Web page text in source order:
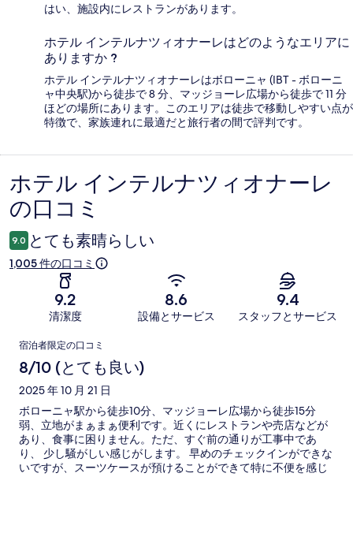
はい、施設内にレストランがあります。
ホテル インテルナツィオナーレはどのようなエリアに
ありますか ?
ホテル インテルナツィオナーレはボローニャ (IBT - ボローニ
ャ中央駅)から徒歩で 8 分、マッジョーレ広場から徒歩で 11 分
ほどの場所にあります。このエリアは徒歩で移動しやすい点が
特徴で、家族連れに最適だと旅行者の間で評判です。
口
コ
ミ
ホテル インテルナツィオナーレ
の口コミ
9.0 とても素晴らしい
1,005 件の口コミ
9.2
清潔度
8.6
設備とサービス
9.4
スタッフとサービス
口
コ
ミ
宿泊者限定の口コミ
8/10 (とても良い)
2025 年 10 月 21 日
ボローニャ駅から徒歩10分、マッジョーレ広場から徒歩15分
弱、立地がまぁまぁ便利です。近くにレストランや売店などが
あり、食事に困りません。ただ、すぐ前の通りが工事中であ
り、 少し騒がしい感じがします。 早めのチェックインができな
いですが、スーツケースが預けることができて特に不便を感じ